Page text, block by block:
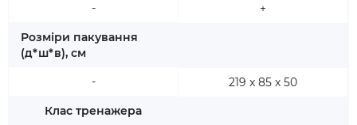
-
Розміри пакування
(д*ш*в), см
-
Клас тренажера
+
219 x 85 x 50